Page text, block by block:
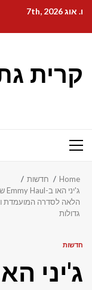
content
ו. אוג 7th, 2026
קרית
Primary
Home
חדשות
הלאה לסדרה המועמדת
גדולות
חדשות